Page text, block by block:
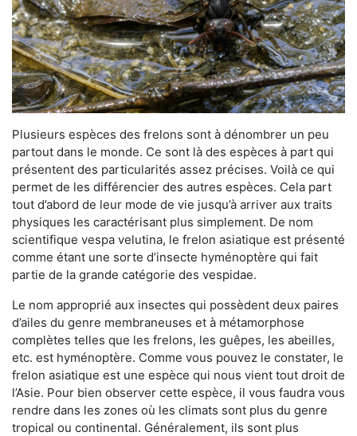
Plusieurs espèces des frelons sont à dénombrer un peu
partout dans le monde. Ce sont là des espèces à part qui
présentent des particularités assez précises. Voilà ce qui
permet de les différencier des autres espèces. Cela part
tout d’abord de leur mode de vie jusqu’à arriver aux traits
physiques les caractérisant plus simplement. De nom
scientifique vespa velutina, le frelon asiatique est présenté
comme étant une sorte d’insecte hyménoptère qui fait
partie de la grande catégorie des vespidae.
Le nom approprié aux insectes qui possèdent deux paires
d’ailes du genre membraneuses et à métamorphose
complètes telles que les frelons, les guêpes, les abeilles,
etc. est hyménoptère. Comme vous pouvez le constater, le
frelon asiatique est une espèce qui nous vient tout droit de
l’Asie. Pour bien observer cette espèce, il vous faudra vous
rendre dans les zones où les climats sont plus du genre
tropical ou continental. Généralement, ils sont plus